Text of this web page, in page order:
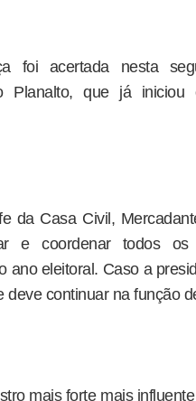
foi acertada nesta
Planalto, que já iniciou
da Casa Civil,
e coordenar todos os
ano eleitoral. Caso a
deve continuar na função
mais forte mais